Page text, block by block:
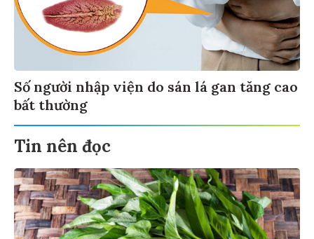
Số người nhập viện do sán lá gan tăng cao
bất thường
Tin nên đọc